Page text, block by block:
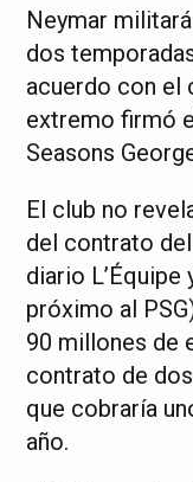
Neymar
dos
acuerdo con el
extremo firmó
Seasons
El club no
del contrato
diario
próximo al
90 millones de
contrato de
que cobraría
año.